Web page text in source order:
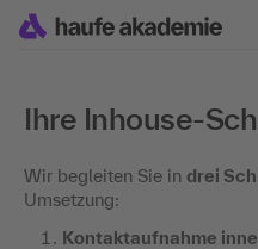
Ihre Inhouse-
Wir begleiten Sie in drei
Umsetzung:
Kontaktaufnahme